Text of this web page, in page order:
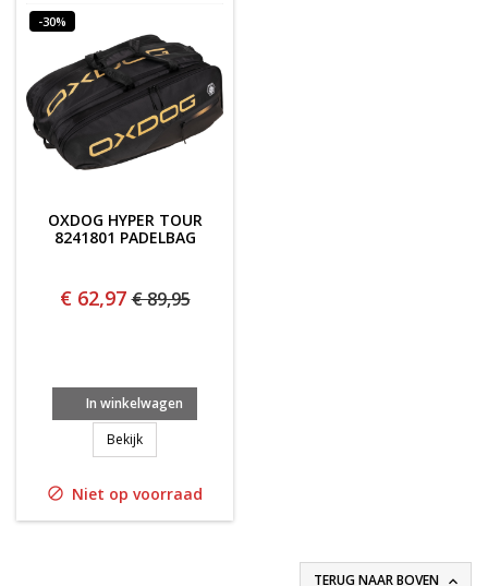
-30%
OXDOG HYPER TOUR
8241801 PADELBAG
€ 62,97 € 89,95
In winkelwagen
BekijkOxdog Hyper Tour 8241801 Padelbag
 Niet op voorraad
TERUG NAAR BOVEN 